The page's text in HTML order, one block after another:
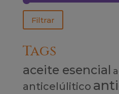
Filtrar
Tags
aceite esencial
anticelúlitico